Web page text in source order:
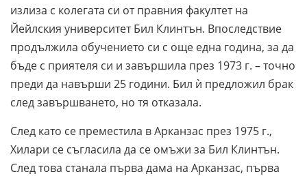
излиза с колегата си от правния факултет на
Йейлския университет Бил Клинтън. Впоследствие
продължила обучението си с още една година, за да
бъде с приятеля си и завършила през 1973 г. – точно
преди да навърши 25 години. Бил ѝ предложил брак
след завършването, но тя отказала.
След като се преместила в Арканзас през 1975 г.,
Хилари се съгласила да се омъжи за Бил Клинтън.
След това станала първа дама на Арканзас, първа